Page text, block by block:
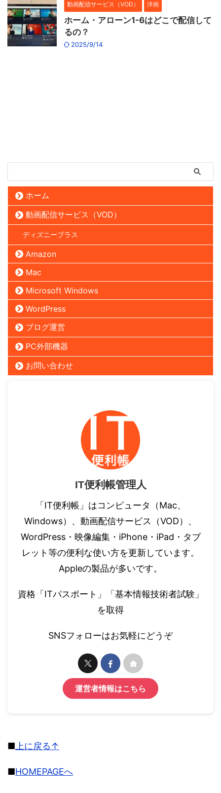
動画配信サービス（VOD） 洋画
ホーム・アローン1-6はどこで配信して
るの？
2025/9/14
ホーム
動画配信サービス（VOD）
ディズニープラス
Amazon
Mac
Microsoft Windows
WordPress
ブログ運営
PC外部機器
お問い合わせ
IT便利帳管理人
「IT便利帳」はコンピュータ（Mac、
Windows）、動画配信サービス（VOD）、
WordPress・映像編集・iPhone・iPad・タブ
レット等の便利な使い方を更新しています。
Appleの製品が多いです。
資格「ITパスポート」「基本情報技術者試験」
を取得
SNSフォローはお気軽にどうぞ
運営者情報はこちら
■ 上に戻る↑
■HOMEPAGEへ